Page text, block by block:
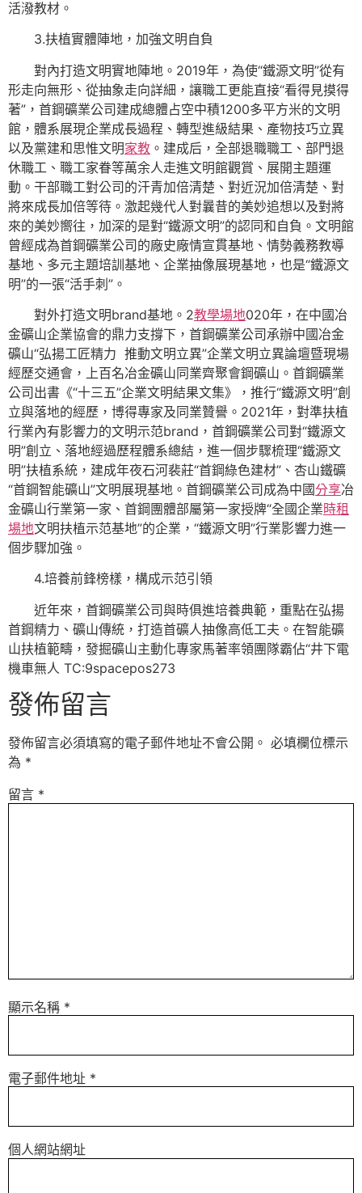
活潑教材。
3.扶植實體陣地，加強文明自負
對內打造文明實地陣地。2019年，為使“鐵源文明”從有
形走向無形、從抽象走向詳細，讓職工更能直接“看得見摸得
著”，首鋼礦業公司建成總體占空中積1200多平方米的文明
館，體系展現企業成長過程、轉型進級結果、產物技巧立異
以及黨建和思惟文明家教 。建成后，全部退職職工、部門退
休職工、職工家眷等萬余人走進文明館觀賞、展開主題運
動。干部職工對公司的汗青加倍清楚、對近況加倍清楚、對
將來成長加倍等待。激起幾代人對曩昔的美妙追想以及對將
來的美妙嚮往，加深的是對“鐵源文明”的認同和自負。文明館
曾經成為首鋼礦業公司的廠史廠情宣貫基地、情勢義務教導
基地、多元主題培訓基地、企業抽像展現基地，也是“鐵源文
明”的一張“活手刺”。
對外打造文明brand基地。2教學場地020年，在中國冶
金礦山企業協會的鼎力支撐下，首鋼礦業公司承辦中國冶金
礦山“弘揚工匠精力 推動文明立異”企業文明立異論壇暨現場
經歷交通會，上百名冶金礦山同業齊聚會鋼礦山。首鋼礦業
公司出書《“十三五”企業文明結果文集》，推行“鐵源文明”創
立與落地的經歷，博得專家及同業贊譽。2021年，對準扶植
行業內有影響力的文明示范brand，首鋼礦業公司對“鐵源文
明”創立、落地經過歷程體系總結，進一個步驟梳理“鐵源文
明”扶植系統，建成年夜石河裴莊“首鋼綠色建材”、杏山鐵礦
“首鋼智能礦山”文明展現基地。首鋼礦業公司成為中國分享冶
金礦山行業第一家、首鋼團體部屬第一家授牌“全國企業時租
場地文明扶植示范基地”的企業，“鐵源文明”行業影響力進一
個步驟加強。
4.培養前鋒榜樣，構成示范引領
近年來，首鋼礦業公司與時俱進培養典範，重點在弘揚
首鋼精力、礦山傳統，打造首礦人抽像高低工夫。在智能礦
山扶植範疇，發掘礦山主動化專家馬著率領團隊霸佔“井下電
機車無人 TC:9spacepos273
發佈留言
發佈留言必須填寫的電子郵件地址不會公開。 必填欄位標示
為 *
留言 *
顯示名稱 *
電子郵件地址 *
個人網站網址